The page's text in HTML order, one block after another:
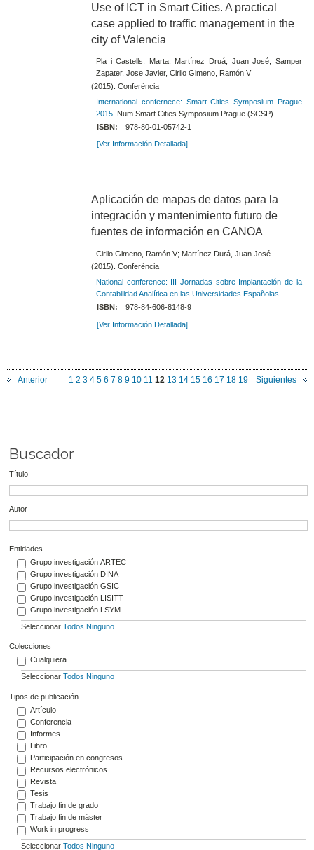
Use of ICT in Smart Cities. A practical
case applied to traffic management in the
city of Valencia
Pla i Castells, Marta; Martínez Druá, Juan José; Samper
Zapater, Jose Javier, Cirilo Gimeno, Ramón V
(2015). Conferència
International confernece: Smart Cities Symposium Prague
2015. Num.Smart Cities Symposium Prague (SCSP)
ISBN:
978-80-01-05742-1
[Ver Información Detallada]
Aplicación de mapas de datos para la
integración y mantenimiento futuro de
fuentes de información en CANOA
Cirilo Gimeno, Ramón V; Martínez Durá, Juan José
(2015). Conferència
National conference: III Jornadas sobre Implantación de la
Contabilidad Analítica en las Universidades Españolas.
ISBN:
978-84-606-8148-9
[Ver Información Detallada]
Anterior Siguientes
1 2 3 4 5 6 7 8 9 10 11 12 13 14 15 16 17 18 19
Buscador
Título
Autor
Entidades
Grupo investigación ARTEC
Grupo investigación DINA
Grupo investigación GSIC
Grupo investigación LISITT
Grupo investigación LSYM
Seleccionar Todos Ninguno
Colecciones
Cualquiera
Seleccionar Todos Ninguno
Tipos de publicación
Artículo
Conferencia
Informes
Libro
Participación en congresos
Recursos electrónicos
Revista
Tesis
Trabajo fin de grado
Trabajo fin de máster
Work in progress
Seleccionar Todos Ninguno